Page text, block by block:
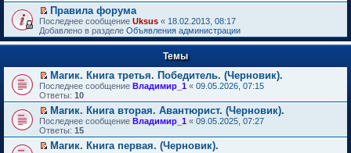
й
т
и
к
п
в
о
м
у
н
е
п
р
о
П
е
р
е
т
и
к
п
е
р
в
о
м
у
Правила форума
Последнее сообщение Uksus « 18.02.2013, 08:17
Добавлено в разделе Объявления администрации
Темы
П
е
р
е
й
т
и
к
Магик. Книга третья. Победитель. (Черновик).
Последнее сообщение Владимир_1 « 09.05.2026, 07:15
Ответы: 10
П
е
р
е
Магик. Книга вторая. Авантюрист. (Черновик).
Последнее сообщение Владимир_1 « 09.05.2025, 07:27
Ответы: 15
Магик. Книга первая. (Черновик).